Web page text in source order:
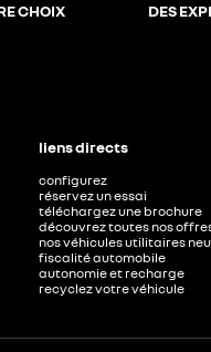
CHOIX DES
liens directs
configurez
réservez un essai
téléchargez une brochure
découvrez toutes nos
nos véhicules utilitaires
fiscalité automobile
autonomie et recharge
recyclez votre véhicule